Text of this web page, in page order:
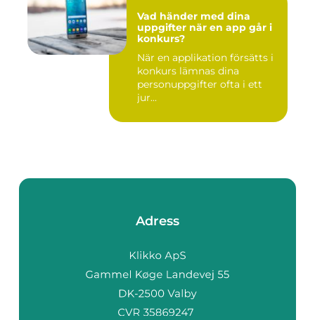
Vad händer med dina
uppgifter när en app går i
konkurs?
När en applikation försätts i
konkurs lämnas dina
personuppgifter ofta i ett
jur...
Adress